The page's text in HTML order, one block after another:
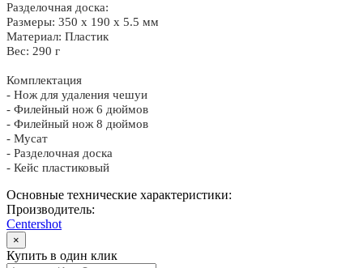
Разделочная доска:
Размеры: 350 х 190 х 5.5 мм
Материал: Пластик
Вес: 290 г
Комплектация
- Нож для удаления чешуи
- Филейный нож 6 дюймов
- Филейный нож 8 дюймов
- Мусат
- Разделочная доска
- Кейс пластиковый
Основные технические характеристики:
Производитель:
Centershot
×
Купить в один клик